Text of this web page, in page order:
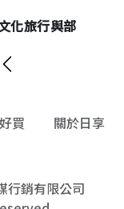
化旅行與部
買 關於日享
行銷有限公司